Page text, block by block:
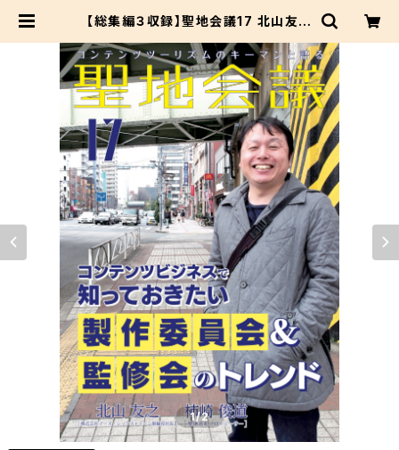
【総集編３収録】聖地会議17 北山友之
製作委員会＆監修会のトレンド | セイ
チカイギショップ #聖地巡礼 #アニメ
ツーリズム
1/2